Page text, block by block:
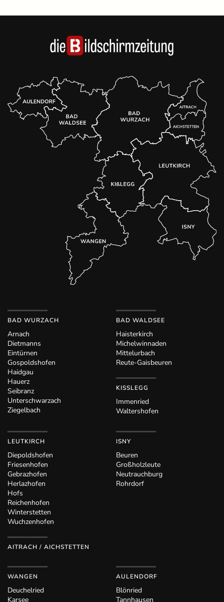
BAD WURZACH
Arnach
Dietmanns
Eintürnen
Gospoldshofen
Haidgau
Hauerz
Seibranz
Unterschwarzach
Ziegelbach
BAD WALDSEE
Haisterkirch
Michelwinnaden
Mittelurbach
Reute-Gaisbeuren
KISSLEGG
Immenried
Waltershofen
LEUTKIRCH
Diepoldshofen
Friesenhofen
Gebrazhofen
Herlazhofen
Hofs
Reichenhofen
Winterstetten
Wuchzenhofen
AITRACH / AICHSTETTEN
ISNY
Beuren
Großholzleute
Neutrauchburg
Rohrdorf
WANGEN
Deuchelried
Karsee
AULENDORF
Blönried
Tannhausen